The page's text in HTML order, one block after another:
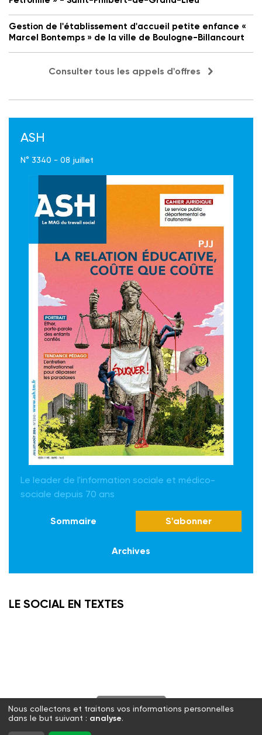
Gestion de l'établissement d'accueil petite enfance «
Marcel Bontemps » de la ville de Boulogne-Billancourt
Consulter tous les appels d'offres
ASH
N° 3340 - 08 juillet
Le leader de l'information sociale et médico-
sociale depuis 70 ans
Sommaire S'abonner
Archives
LE SOCIAL EN TEXTES
S'abonner
Twitter Facebook
Nous collectons et traitons vos informations personnelles
dans le but suivant : analyse.